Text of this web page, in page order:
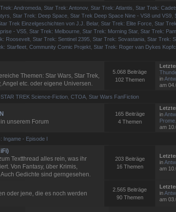
Andromeda ,Star Trek: Antonov,Star Trek: Atlantis ,Star Trek:
,Star Trek: Deep Space ,Star Trek Deep Space Nine - VS8 und VS9 ,
Trek Einzelgeschichten von J.J. Belar,Star Trek: Elite Force ,Star
- VS5 ,Star Trek: Melbourne ,Star Trek: Morning Star,Star Trek:
Roosevelt ,Star Trek: Sentinel 2395 ,Star Trek: Sovastania ,Star Trek:
Starfleet ,Community Comic Projekt ,Star Trek: Roger van Dykes
Themen: Star Wars, Star Trek,
Angel etc. oder eigene Universen.
5.068 Beiträge
102 Themen
in
am
TREK Science-Fiction ,CTOA ,Star Wars FanFiction
unserem Forum
165 Beiträge
4 Themen
in
Prome...
am
Ingame - Episode I
Textthread alles rein, was ihr
Von Fantasy, über Krimis,
Gedichte sind gerngesehen.
203 Beiträge
16 Themen
in
am
oder jene, die es noch werden
2.565 Beiträge
90 Themen
in
am